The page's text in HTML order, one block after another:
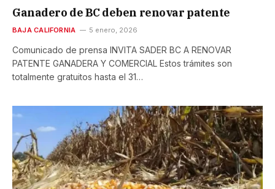
Ganadero de BC deben renovar patente
BAJA CALIFORNIA 5 enero, 2026
Comunicado de prensa INVITA SADER BC A RENOVAR
PATENTE GANADERA Y COMERCIAL Estos trámites son
totalmente gratuitos hasta el 31…